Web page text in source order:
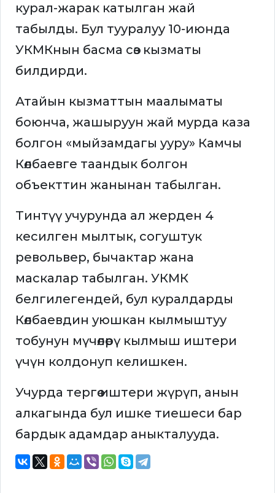
курал-жарак катылган жай
табылды. Бул тууралуу 10-июнда
УКМКнын басма сөз кызматы
билдирди.
Атайын кызматтын маалыматы
боюнча, жашыруун жай мурда каза
болгон «мыйзамдагы ууру» Камчы
Көлбаевге таандык болгон
объекттин жанынан табылган.
Тинтүү учурунда ал жерден 4
кесилген мылтык, согуштук
револьвер, бычактар жана
маскалар табылган. УКМК
белгилегендей, бул куралдарды
Көлбаевдин уюшкан кылмыштуу
тобунун мүчөлөрү кылмыш иштери
үчүн колдонуп келишкен.
Учурда тергөө иштери жүрүп, анын
алкагында бул ишке тиешеси бар
бардык адамдар аныкталууда.